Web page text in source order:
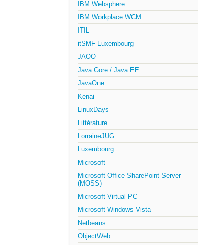
IBM Websphere
IBM Workplace WCM
ITIL
itSMF Luxembourg
JAOO
Java Core / Java EE
JavaOne
Kenai
LinuxDays
Littérature
LorraineJUG
Luxembourg
Microsoft
Microsoft Office SharePoint Server
(MOSS)
Microsoft Virtual PC
Microsoft Windows Vista
Netbeans
ObjectWeb